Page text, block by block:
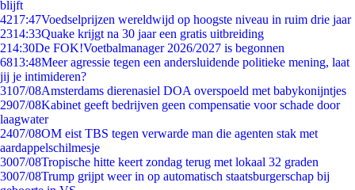
blijft
4217:47Voedselprijzen wereldwijd op hoogste niveau in ruim drie jaar
2314:33Quake krijgt na 30 jaar een gratis uitbreiding
214:30De FOK!Voetbalmanager 2026/2027 is begonnen
6813:48Meer agressie tegen een andersluidende politieke mening, laat
jij je intimideren?
3107/08Amsterdams dierenasiel DOA overspoeld met babykonijntjes
2907/08Kabinet geeft bedrijven geen compensatie voor schade door
laagwater
2407/08OM eist TBS tegen verwarde man die agenten stak met
aardappelschilmesje
3007/08Tropische hitte keert zondag terug met lokaal 32 graden
3007/08Trump grijpt weer in op automatisch staatsburgerschap bij